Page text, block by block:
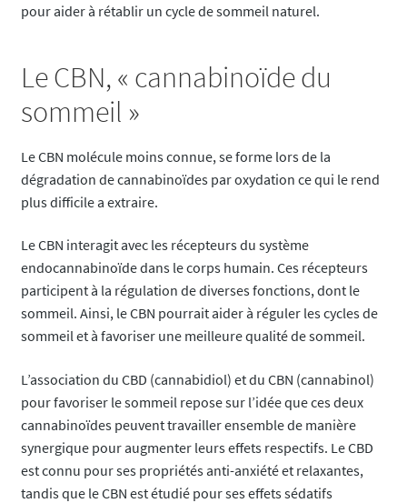
pour aider à rétablir un cycle de sommeil naturel.
Le CBN, « cannabinoïde du
sommeil »
Le CBN molécule moins connue, se forme lors de la
dégradation de cannabinoïdes par oxydation ce qui le rend
plus difficile a extraire.
Le CBN interagit avec les récepteurs du système
endocannabinoïde dans le corps humain. Ces récepteurs
participent à la régulation de diverses fonctions, dont le
sommeil. Ainsi, le CBN pourrait aider à réguler les cycles de
sommeil et à favoriser une meilleure qualité de sommeil.
L’association du CBD (cannabidiol) et du CBN (cannabinol)
pour favoriser le sommeil repose sur l’idée que ces deux
cannabinoïdes peuvent travailler ensemble de manière
synergique pour augmenter leurs effets respectifs. Le CBD
est connu pour ses propriétés anti-anxiété et relaxantes,
tandis que le CBN est étudié pour ses effets sédatifs